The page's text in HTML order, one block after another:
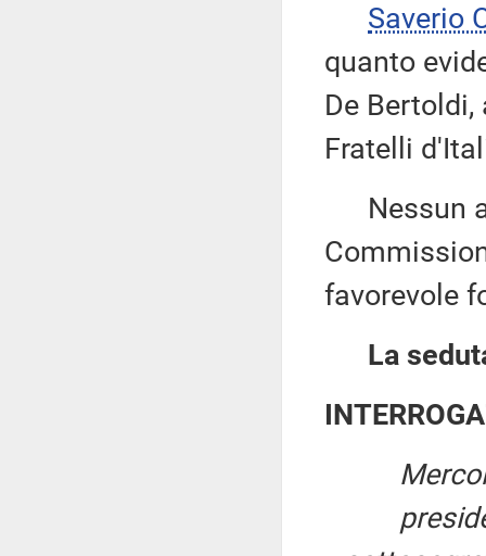
Saverio
quanto
De
Fratelli
Nessun
favorevole
La